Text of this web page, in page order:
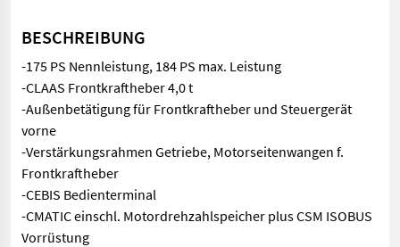
BESCHREIBUNG
-175 PS Nennleistung, 184 PS max. Leistung
-CLAAS Frontkraftheber 4,0 t
-Außenbetätigung für Frontkraftheber und Steuergerät
vorne
-Verstärkungsrahmen Getriebe, Motorseitenwangen f.
Frontkraftheber
-CEBIS Bedienterminal
-CMATIC einschl. Motordrehzahlspeicher plus CSM ISOBUS
Vorrüstung